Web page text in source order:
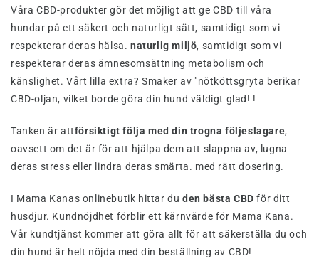
Våra CBD-produkter gör det möjligt att ge CBD till våra
hundar på ett säkert och naturligt sätt, samtidigt som vi
respekterar deras hälsa.naturlig miljö, samtidigt som vi
respekterar deras ämnesomsättning metabolism och
känslighet. Vårt lilla extra? Smaker av "nötköttsgryta berikar
CBD-oljan, vilket borde göra din hund väldigt glad! !
Tanken är attförsiktigt följa med din trogna följeslagare,
oavsett om det är för att hjälpa dem att slappna av, lugna
deras stress eller lindra deras smärta. med rätt dosering.
I Mama Kanas onlinebutik hittar du den bästa CBDför ditt
husdjur. Kundnöjdhet förblir ett kärnvärde för Mama Kana.
Vår kundtjänst kommer att göra allt för att säkerställa du och
din hund är helt nöjda med din beställning av CBD!